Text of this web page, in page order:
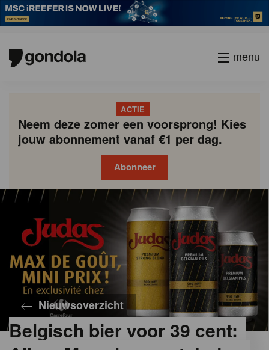
menu
ACTIE
Neem deze zomer een voorsprong! Kies
jouw abonnement vanaf €1 per dag.
Abonneer
Nieuwsoverzicht
Belgisch bier voor 39 cent:
Gondola
Gondola